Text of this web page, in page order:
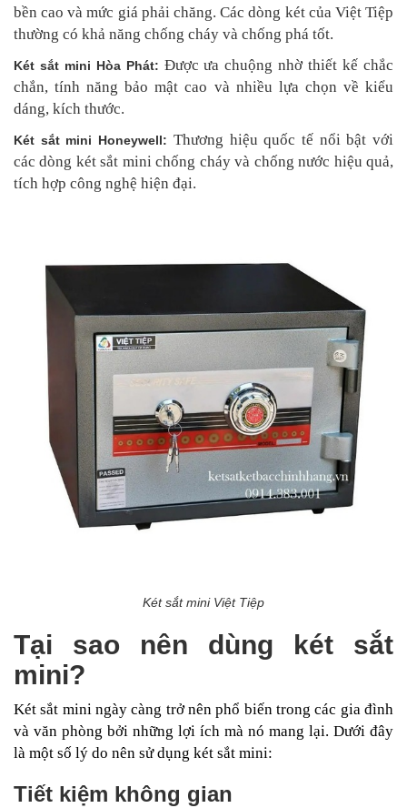
bền cao và mức giá phải chăng. Các dòng két của Việt Tiệp
thường có khả năng chống cháy và chống phá tốt.
Két sắt mini Hòa Phát: Được ưa chuộng nhờ thiết kế chắc
chắn, tính năng bảo mật cao và nhiều lựa chọn về kiểu
dáng, kích thước.
Két sắt mini Honeywell: Thương hiệu quốc tế nổi bật với
các dòng két sắt mini chống cháy và chống nước hiệu quả,
tích hợp công nghệ hiện đại.
Két sắt mini Việt Tiệp
Tại sao nên dùng két sắt
mini?
Két sắt mini ngày càng trở nên phổ biến trong các gia đình
và văn phòng bởi những lợi ích mà nó mang lại. Dưới đây
là một số lý do nên sử dụng két sắt mini:
Tiết kiệm không gian